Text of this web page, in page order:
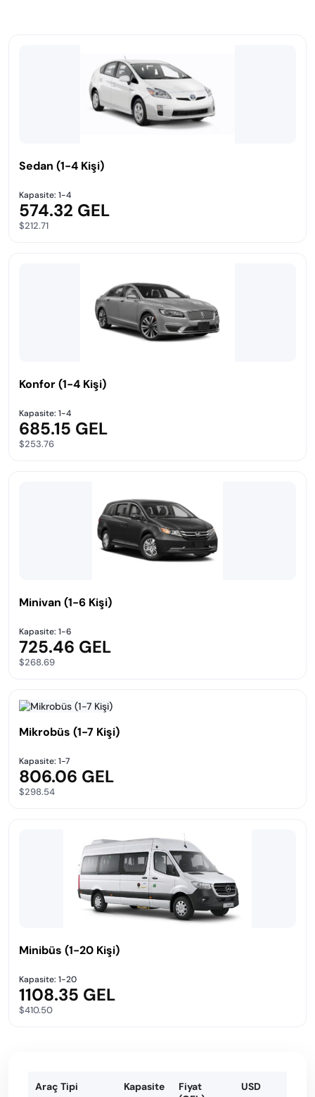
Sedan (1-4 Kişi)
Kapasite: 1-4
574.32 GEL
$212.71
Konfor (1-4 Kişi)
Kapasite: 1-4
685.15 GEL
$253.76
Minivan (1-6 Kişi)
Kapasite: 1-6
725.46 GEL
$268.69
Mikrobüs (1-7 Kişi)
Kapasite: 1-7
806.06 GEL
$298.54
Minibüs (1-20 Kişi)
Kapasite: 1-20
1108.35 GEL
$410.50
Araç Tipi Kapasite
Fiyat
USD